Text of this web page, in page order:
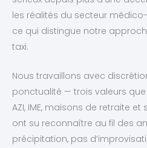
les réalités du secteur
ce qui distingue notre
taxi.
Nous travaillons avec
ponctualité — trois valeurs
AZI, IME, maisons de retraite
ont su reconnaître au fil des
précipitation, pas